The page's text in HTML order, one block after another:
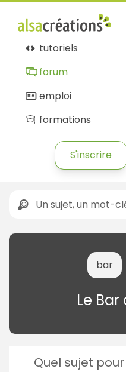
tutoriels
forum
emploi
formations
S'inscrire
bar
Le
Quel sujet